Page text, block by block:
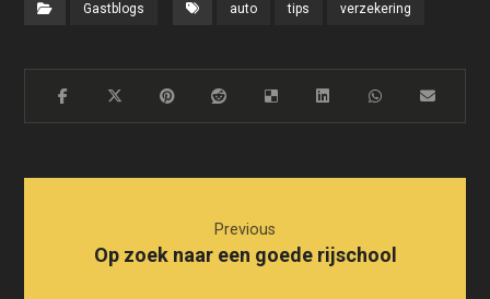
Gastblogs auto tips verzekering
Previous
Op zoek naar een goede rijschool